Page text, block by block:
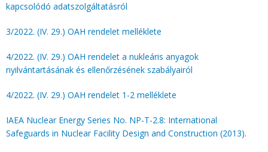
kapcsolódó adatszolgáltatásról
3/2022. (IV. 29.) OAH rendelet melléklete
4/2022. (IV. 29.) OAH rendelet a nukleáris anyagok
nyilvántartásának és ellenőrzésének szabályairól
4/2022. (IV. 29.) OAH rendelet 1-2 melléklete
IAEA Nuclear Energy Series No. NP-T-2.8: International
Safeguards in Nuclear Facility Design and Construction (2013).